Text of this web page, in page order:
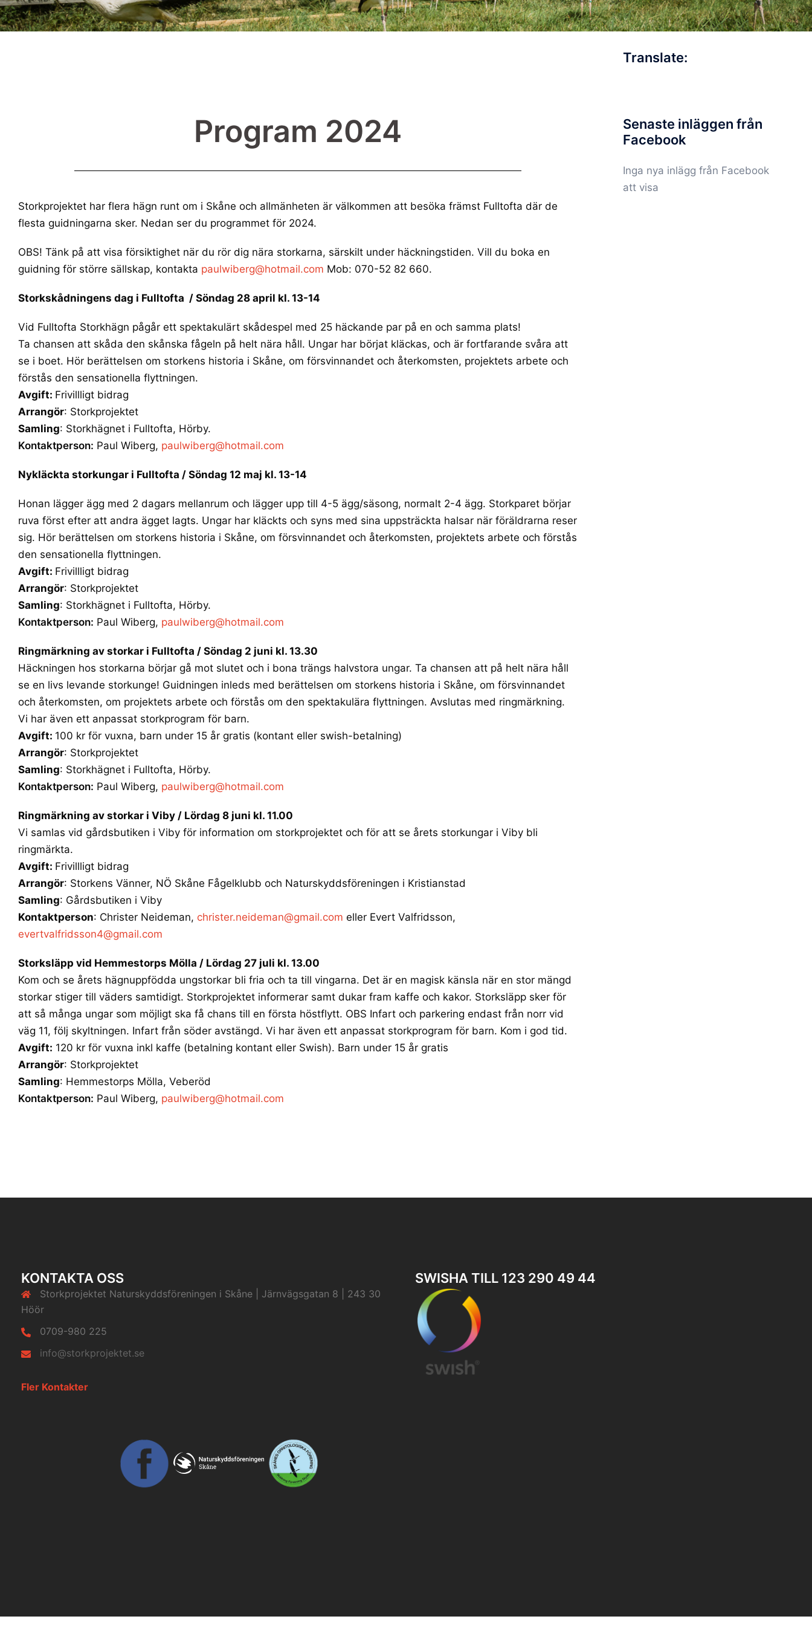
Program 2024
Storkprojektet har flera hägn runt om i Skåne och allmänheten är välkommen att besöka främst Fulltofta där de
flesta guidningarna sker. Nedan ser du programmet för 2024.
OBS! Tänk på att visa försiktighet när du rör dig nära storkarna, särskilt under häckningstiden. Vill du boka en
guidning för större sällskap, kontakta paulwiberg@hotmail.com Mob: 070-52 82 660.
Storkskådningens dag i Fulltofta / Söndag 28 april kl. 13-14
Vid Fulltofta Storkhägn pågår ett spektakulärt skådespel med 25 häckande par på en och samma plats!
Ta chansen att skåda den skånska fågeln på helt nära håll. Ungar har börjat kläckas, och är fortfarande svåra att
se i boet. Hör berättelsen om storkens historia i Skåne, om försvinnandet och återkomsten, projektets arbete och
förstås den sensationella flyttningen.
Avgift: Frivillligt bidrag
Arrangör: Storkprojektet
Samling: Storkhägnet i Fulltofta, Hörby.
Kontaktperson: Paul Wiberg, paulwiberg@hotmail.com
Nykläckta storkungar i Fulltofta / Söndag 12 maj kl. 13-14
Honan lägger ägg med 2 dagars mellanrum och lägger upp till 4-5 ägg/säsong, normalt 2-4 ägg. Storkparet börjar
ruva först efter att andra ägget lagts. Ungar har kläckts och syns med sina uppsträckta halsar när föräldrarna reser
sig. Hör berättelsen om storkens historia i Skåne, om försvinnandet och återkomsten, projektets arbete och förstås
den sensationella flyttningen.
Avgift: Frivillligt bidrag
Arrangör: Storkprojektet
Samling: Storkhägnet i Fulltofta, Hörby.
Kontaktperson: Paul Wiberg, paulwiberg@hotmail.com
Ringmärkning av storkar i Fulltofta / Söndag 2 juni kl. 13.30
Häckningen hos storkarna börjar gå mot slutet och i bona trängs halvstora ungar. Ta chansen att på helt nära håll
se en livs levande storkunge! Guidningen inleds med berättelsen om storkens historia i Skåne, om försvinnandet
och återkomsten, om projektets arbete och förstås om den spektakulära flyttningen. Avslutas med ringmärkning.
Vi har även ett anpassat storkprogram för barn.
Avgift: 100 kr för vuxna, barn under 15 år gratis (kontant eller swish-betalning)
Arrangör: Storkprojektet
Samling: Storkhägnet i Fulltofta, Hörby.
Kontaktperson: Paul Wiberg, paulwiberg@hotmail.com
Ringmärkning av storkar i Viby / Lördag 8 juni kl. 11.00
Vi samlas vid gårdsbutiken i Viby för information om storkprojektet och för att se årets storkungar i Viby bli
ringmärkta.
Avgift: Frivillligt bidrag
Arrangör: Storkens Vänner, NÖ Skåne Fågelklubb och Naturskyddsföreningen i Kristianstad
Samling: Gårdsbutiken i Viby
Kontaktperson: Christer Neideman, christer.neideman@gmail.com eller Evert Valfridsson,
evertvalfridsson4@gmail.com
Storksläpp vid Hemmestorps Mölla / Lördag 27 juli kl. 13.00
Kom och se årets hägnuppfödda ungstorkar bli fria och ta till vingarna. Det är en magisk känsla när en stor mängd
storkar stiger till väders samtidigt. Storkprojektet informerar samt dukar fram kaffe och kakor. Storksläpp sker för
att så många ungar som möjligt ska få chans till en första höstflytt. OBS Infart och parkering endast från norr vid
väg 11, följ skyltningen. Infart från söder avstängd. Vi har även ett anpassat storkprogram för barn. Kom i god tid.
Avgift: 120 kr för vuxna inkl kaffe (betalning kontant eller Swish). Barn under 15 år gratis
Arrangör: Storkprojektet
Samling: Hemmestorps Mölla, Veberöd
Kontaktperson: Paul Wiberg, paulwiberg@hotmail.com
Translate:
Senaste inläggen från
Facebook
Inga nya inlägg från Facebook
att visa
KONTAKTA OSS
Storkprojektet Naturskyddsföreningen i Skåne | Järnvägsgatan 8 | 243 30
Höör
0709-980 225
info@storkprojektet.se
Fler Kontakter
SWISHA TILL 123 290 49 44